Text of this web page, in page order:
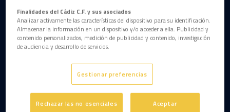
Finalidades del Cádiz C.F. y sus asociados
Analizar activamente las características del dispositivo para su identificación.
Almacenar la información en un dispositivo y/o acceder a ella. Publicidad y
contenido personalizados, medición de publicidad y contenido, investigación
de audiencia y desarrollo de servicios.
Gestionar preferencias
Rechazar las no esenciales Aceptar